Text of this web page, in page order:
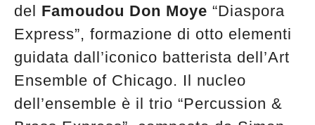
del Famoudou Don Moye “Diaspora
Express”, formazione di otto elementi
guidata dall’iconico batterista dell’Art
Ensemble of Chicago. Il nucleo
dell’ensemble è il trio “Percussion &